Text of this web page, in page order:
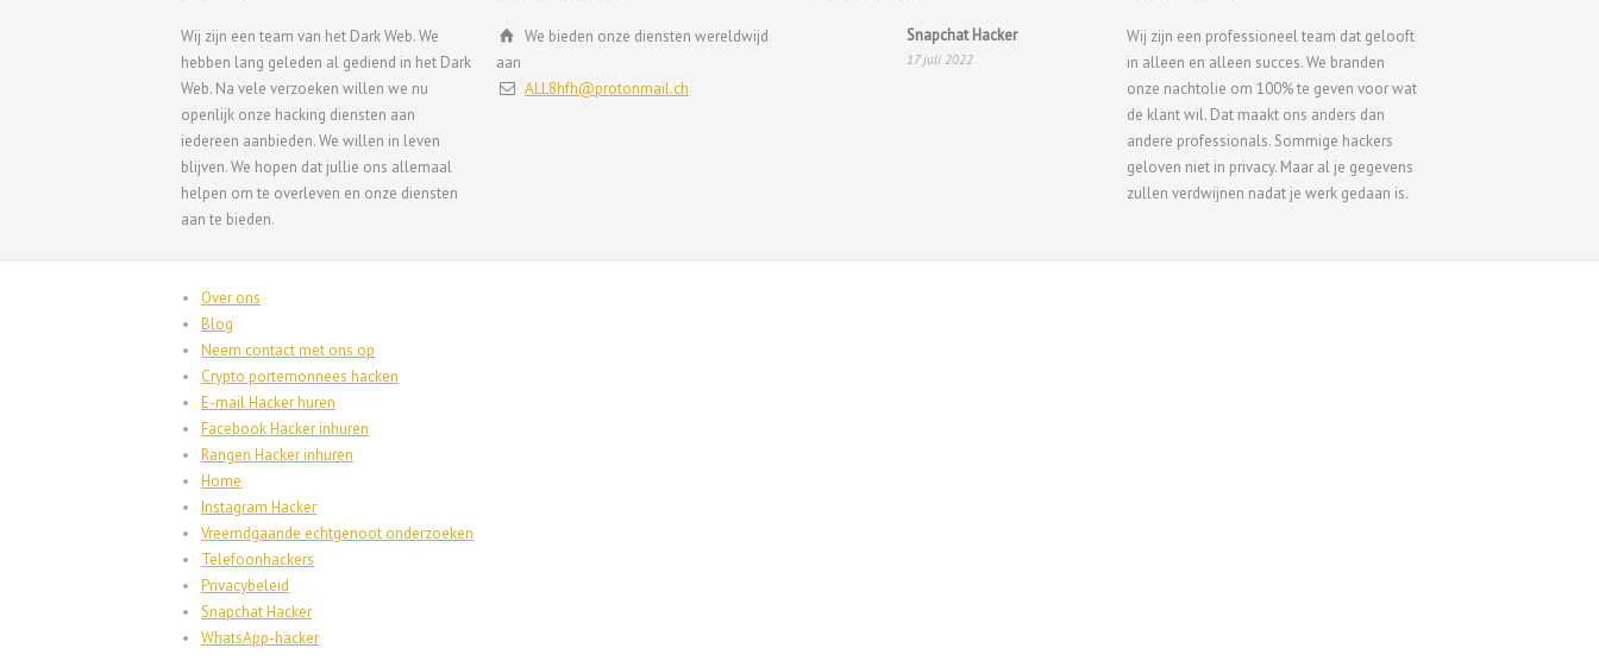
Wij zijn een team van het Dark Web. We
hebben lang geleden al gediend in het Dark
Web. Na vele verzoeken willen we nu
openlijk onze hacking diensten aan
iedereen aanbieden. We willen in leven
blijven. We hopen dat jullie ons allemaal
helpen om te overleven en onze diensten
aan te bieden.
We bieden onze diensten wereldwijd
aan
ALL8hfh@protonmail.ch
Snapchat Hacker
17 juli 2022
Wij zijn een professioneel team dat gelooft
in alleen en alleen succes. We branden
onze nachtolie om 100% te geven voor wat
de klant wil. Dat maakt ons anders dan
andere professionals. Sommige hackers
geloven niet in privacy. Maar al je gegevens
zullen verdwijnen nadat je werk gedaan is.
Over ons
Blog
Neem contact met ons op
Crypto portemonnees hacken
E-mail Hacker huren
Facebook Hacker inhuren
Rangen Hacker inhuren
Home
Instagram Hacker
Vreemdgaande echtgenoot onderzoeken
Telefoonhackers
Privacybeleid
Snapchat Hacker
WhatsApp-hacker